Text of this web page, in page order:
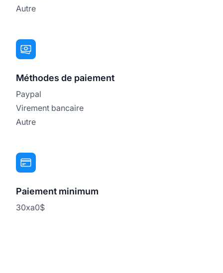
Autre
Méthodes de paiement
Paypal
Virement bancaire
Autre
Paiement minimum
30xa0$